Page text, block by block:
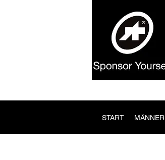
START MÄNNER